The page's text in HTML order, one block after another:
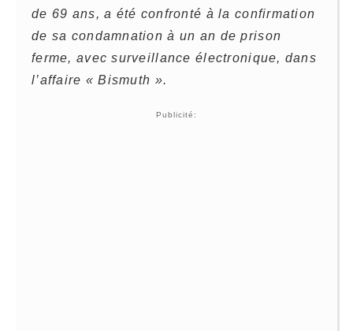
de 69 ans, a été confronté à la confirmation
de sa condamnation à un an de prison
ferme, avec surveillance électronique, dans
l’affaire « Bismuth ».
Publicité: